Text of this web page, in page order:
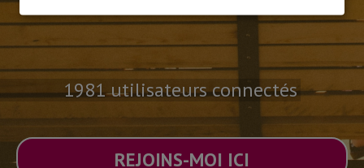
1981 utilisateurs connectés
REJOINS-MOI ICI